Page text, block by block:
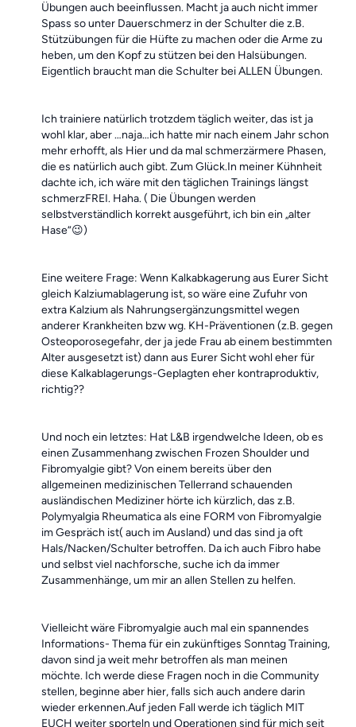
Übungen auch beeinflussen. Macht ja auch nicht immer
Spass so unter Dauerschmerz in der Schulter die z.B.
Stützübungen für die Hüfte zu machen oder die Arme zu
heben, um den Kopf zu stützen bei den Halsübungen.
Eigentlich braucht man die Schulter bei ALLEN Übungen.
Ich trainiere natürlich trotzdem täglich weiter, das ist ja
wohl klar, aber …naja…ich hatte mir nach einem Jahr schon
mehr erhofft, als Hier und da mal schmerzärmere Phasen,
die es natürlich auch gibt. Zum Glück.In meiner Kühnheit
dachte ich, ich wäre mit den täglichen Trainings längst
schmerzFREI. Haha. ( Die Übungen werden
selbstverständlich korrekt ausgeführt, ich bin ein „alter
Hase“😉)
Eine weitere Frage: Wenn Kalkabkagerung aus Eurer Sicht
gleich Kalziumablagerung ist, so wäre eine Zufuhr von
extra Kalzium als Nahrungsergänzungsmittel wegen
anderer Krankheiten bzw wg. KH-Präventionen (z.B. gegen
Osteoporosegefahr, der ja jede Frau ab einem bestimmten
Alter ausgesetzt ist) dann aus Eurer Sicht wohl eher für
diese Kalkablagerungs-Geplagten eher kontraproduktiv,
richtig??
Und noch ein letztes: Hat L&B irgendwelche Ideen, ob es
einen Zusammenhang zwischen Frozen Shoulder und
Fibromyalgie gibt? Von einem bereits über den
allgemeinen medizinischen Tellerrand schauenden
ausländischen Mediziner hörte ich kürzlich, das z.B.
Polymyalgia Rheumatica als eine FORM von Fibromyalgie
im Gespräch ist( auch im Ausland) und das sind ja oft
Hals/Nacken/Schulter betroffen. Da ich auch Fibro habe
und selbst viel nachforsche, suche ich da immer
Zusammenhänge, um mir an allen Stellen zu helfen.
Vielleicht wäre Fibromyalgie auch mal ein spannendes
Informations- Thema für ein zukünftiges Sonntag Training,
davon sind ja weit mehr betroffen als man meinen
möchte. Ich werde diese Fragen noch in die Community
stellen, beginne aber hier, falls sich auch andere darin
wieder erkennen.Auf jeden Fall werde ich täglich MIT
EUCH weiter sporteln und Operationen sind für mich seit